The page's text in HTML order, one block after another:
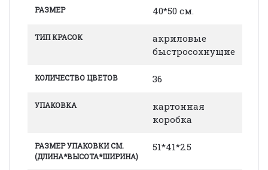
РАЗМЕР 40*50 см.
ТИП КРАСОК
акриловые
быстросохнущие
КОЛИЧЕСТВО ЦВЕТОВ 36
УПАКОВКА
картонная
коробка
РАЗМЕР УПАКОВКИ СМ.
(ДЛИНА*ВЫСОТА*ШИРИНА)
51*41*2.5